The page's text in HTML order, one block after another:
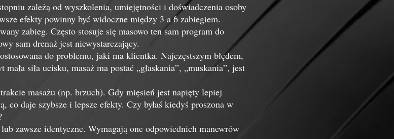
zależą od wyszkolenia, umiejętności i doświadczenia osoby
efekty powinny być widoczne między 3 a 6 zabiegiem.
zabieg. Często stosuje się masowo ten sam program do
sam drenaż jest niewystarczający.
do problemu, jaki ma klientka. Najczęstszym błędem,
siła ucisku, masaż ma postać „głaskania”, „muskania”, jest
masażu (np. brzuch). Gdy mięsień jest napięty lepiej
co daje szybsze i lepsze efekty. Czy byłaś kiedyś proszona w
zawsze identyczne. Wymagają one odpowiednich manewrów